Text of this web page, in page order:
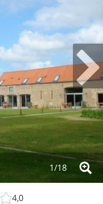
1/18
4,0